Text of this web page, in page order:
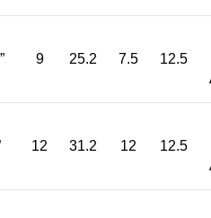
9 25.2 7.5
12.5
12 31.2 12
12.5